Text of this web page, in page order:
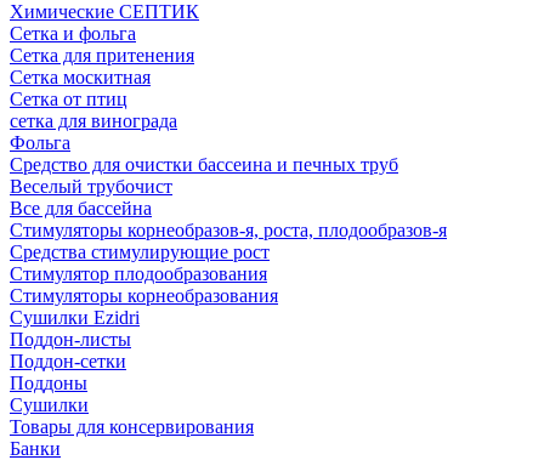
Химические СЕПТИК
Сетка и фольга
Сетка для притенения
Сетка москитная
Сетка от птиц
сетка для винограда
Фольга
Средство для очистки бассеина и печных труб
Веселый трубочист
Все для бассейна
Стимуляторы корнеобразов-я, роста, плодообразов-я
Средства стимулирующие рост
Стимулятор плодообразования
Стимуляторы корнеобразования
Сушилки Ezidri
Поддон-листы
Поддон-сетки
Поддоны
Сушилки
Товары для консервирования
Банки